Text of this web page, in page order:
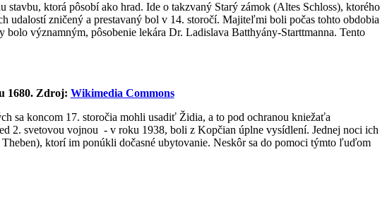
ktorá pôsobí ako hrad. Ide o takzvaný Starý zámok (Altes Schloss), ktorého
udalostí zničený a prestavaný bol v 14. storočí. Majiteľmi boli počas tohto obdobia
významným, pôsobenie lekára Dr. Ladislava Batthyány-Starttmanna. Tento
1680. Zdroj: Wikimedia Commons
sa koncom 17. storočia mohli usadiť Židia, a to pod ochranou kniežaťa
2. svetovou vojnou - v roku 1938, boli z Kopčian úplne vysídlení. Jednej noci ich
ktorí im ponúkli dočasné ubytovanie. Neskôr sa do pomoci týmto ľuďom